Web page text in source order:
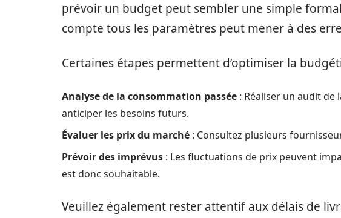
prévoir un budget peut sembler une simple
compte tous les paramètres peut mener à des
Certaines étapes permettent d’optimiser la
Analyse de la consommation passée : Réaliser un audit de
anticiper les besoins futurs.
Évaluer les prix du marché : Consultez plusieurs
Prévoir des imprévus : Les fluctuations de prix peuvent
est donc souhaitable.
Veuillez également rester attentif aux délais de